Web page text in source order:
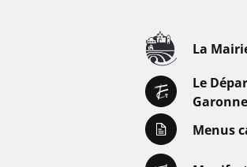
La
Le
Garonne
Menus